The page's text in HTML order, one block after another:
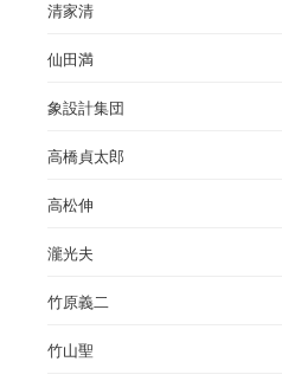
清家清
仙田満
象設計集団
高橋貞太郎
高松伸
瀧光夫
竹原義二
竹山聖